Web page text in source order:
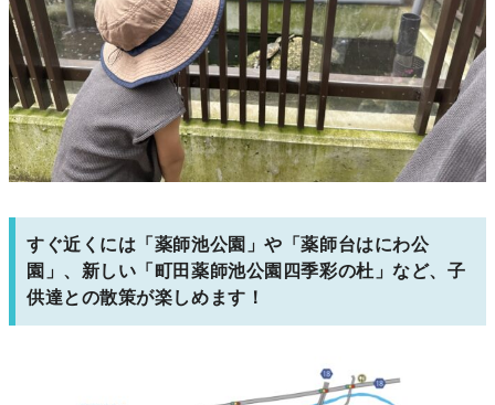
すぐ近くには「薬師池公園」や「薬師台はにわ公
園」、新しい「町田薬師池公園四季彩の杜」など、子
供達との散策が楽しめます！